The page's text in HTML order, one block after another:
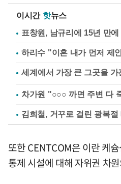
이시간 핫뉴스
표창원, 남규리에 15년 만
하리수 "이혼 내가 먼저 제
차가원 "○○○ 까면 주변 다
또한 CENTCOM은 이란 케
통제 시설에 대해 자위권 차